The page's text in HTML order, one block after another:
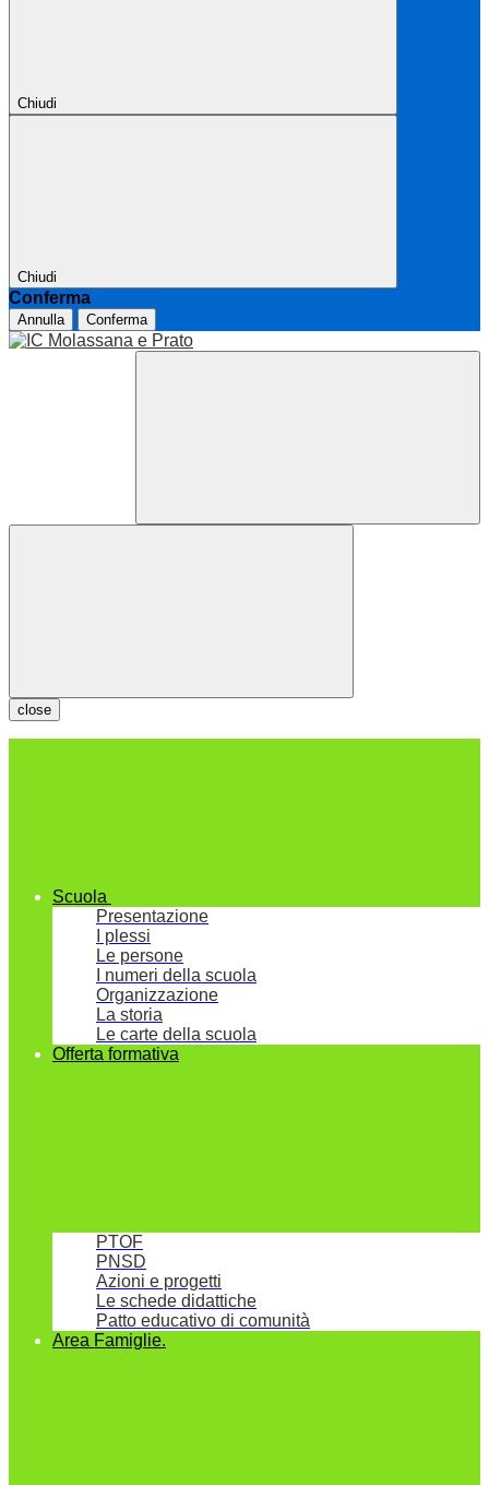
Chiudi
Chiudi
Conferma
Annulla Conferma
close
Scuola
Presentazione
I plessi
Le persone
I numeri della scuola
Organizzazione
La storia
Le carte della scuola
Offerta formativa
PTOF
PNSD
Azioni e progetti
Le schede didattiche
Patto educativo di comunità
Area Famiglie.